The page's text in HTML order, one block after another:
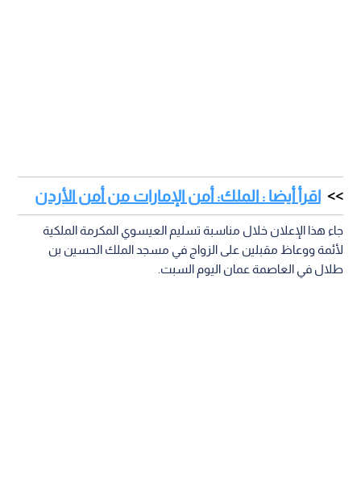
اقرأ أيضا : الملك: أمن الإمارات من أمن الأردن
جاء هذا الإعلان خلال مناسبة تسليم العيسوي المكرمة الملكية
لأئمة ووعاظ مقبلين على الزواج في مسجد الملك الحسين بن
طلال في العاصمة عمان اليوم السبت.